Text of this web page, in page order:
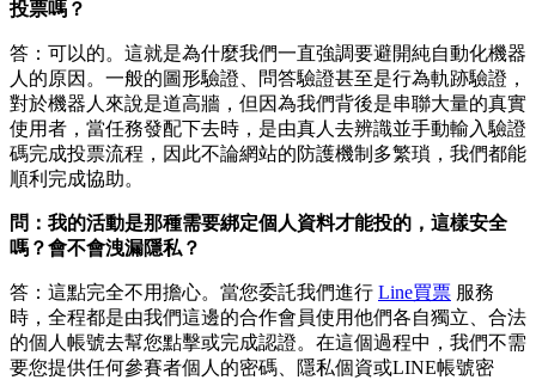
投票嗎？
答：可以的。這就是為什麼我們一直強調要避開純自動化機器
人的原因。一般的圖形驗證、問答驗證甚至是行為軌跡驗證，
對於機器人來說是道高牆，但因為我們背後是串聯大量的真實
使用者，當任務發配下去時，是由真人去辨識並手動輸入驗證
碼完成投票流程，因此不論網站的防護機制多繁瑣，我們都能
順利完成協助。
問：我的活動是那種需要綁定個人資料才能投的，這樣安全
嗎？會不會洩漏隱私？
答：這點完全不用擔心。當您委託我們進行 Line買票 服務
時，全程都是由我們這邊的合作會員使用他們各自獨立、合法
的個人帳號去幫您點擊或完成認證。在這個過程中，我們不需
要您提供任何參賽者個人的密碼、隱私個資或LINE帳號密